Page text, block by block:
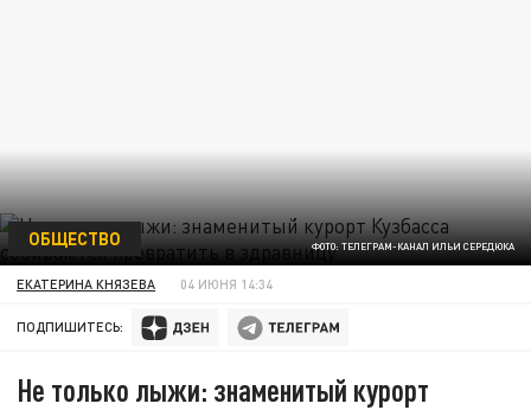
ФОТО: ТЕЛЕГРАМ-КАНАЛ ИЛЬИ СЕРЕДЮКА
ОБЩЕСТВО
ЕКАТЕРИНА КНЯЗЕВА 04 ИЮНЯ 14:34
ПОДПИШИТЕСЬ:
Не только лыжи: знаменитый курорт